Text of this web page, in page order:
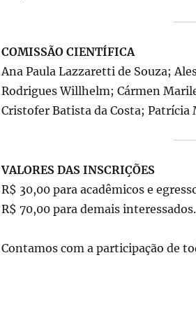
COMISSÃO CIENTÍFICA
Ana Paula Lazzaretti de Souza;
Rodrigues Willhelm; Cármen
Cristofer Batista da Costa; Patrícia
VALORES DAS INSCRIÇÕES
R$ 30,00 para acadêmicos e
R$ 70,00 para demais interessados.
Contamos com a participação de